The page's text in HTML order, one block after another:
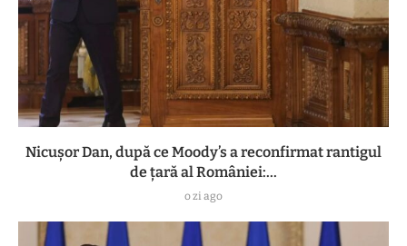
Nicușor Dan, după ce Moody’s a reconfirmat rantigul
de țară al României:...
o zi ago